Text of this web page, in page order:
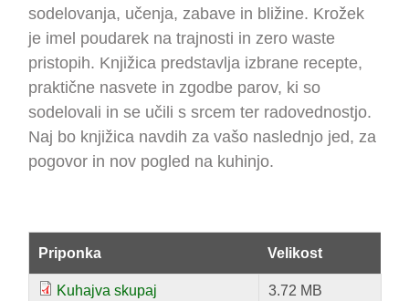
sodelovanja, učenja, zabave in bližine. Krožek
je imel poudarek na trajnosti in zero waste
pristopih. Knjižica predstavlja izbrane recepte,
praktične nasvete in zgodbe parov, ki so
sodelovali in se učili s srcem ter radovednostjo.
Naj bo knjižica navdih za vašo naslednjo jed, za
pogovor in nov pogled na kuhinjo.
Priponka Velikost
Kuhajva skupaj 3.72 MB